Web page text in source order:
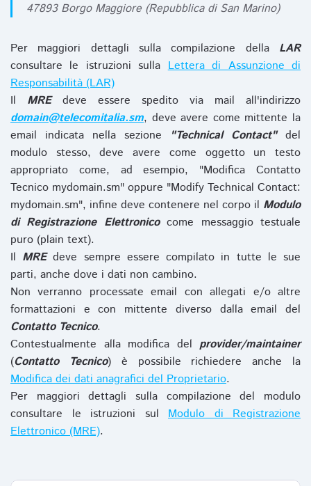
47893 Borgo Maggiore (Repubblica di San Marino)
Per maggiori dettagli sulla compilazione della LAR
consultare le istruzioni sullaLettera di Assunzione di
Responsabilità (LAR)
Il MREdeve essere spedito via mail all'indirizzo
domain@telecomitalia.sm, deve avere come mittente la
email indicata nella sezione
"Technical Contact"del
modulo stesso, deve avere come oggetto un testo
appropriato come, ad esempio, "Modifica Contatto
Tecnico mydomain.sm" oppure "Modify Technical Contact:
mydomain.sm", infine deve contenere nel corpo il Modulo
di Registrazione Elettronicocome messaggio testuale
puro (plain text).
Il MREdeve sempre essere compilato in tutte le sue
parti, anche dove i dati non cambino.
Non verranno processate email con allegati e/o altre
formattazioni e con mittente diverso dalla email del
Contatto Tecnico.
Contestualmente alla modifica del provider/maintainer
(Contatto Tecnico) è possibile richiedere anche la
Modifica dei dati anagrafici del Proprietario.
Per maggiori dettagli sulla compilazione del modulo
consultare le istruzioni sul Modulo di Registrazione
Elettronico (MRE).